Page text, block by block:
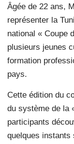
Âgée de 22 ans,
représenter la
national « Coupe
plusieurs jeunes
formation
pays.
Cette édition du
du système de la
participants
quelques instants